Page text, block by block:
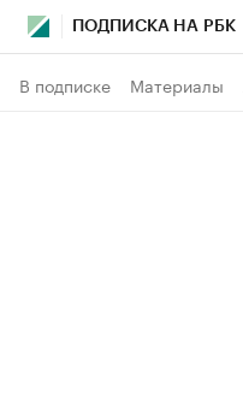
ПОДПИСКА НА РБК
В подписке Материалы